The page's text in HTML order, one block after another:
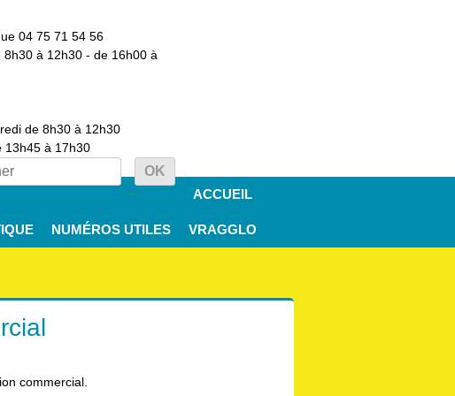
04 75 71 54 56
à 12h30 - de 16h00 à
de 8h30 à 12h30
13h45 à 17h30
ACCUEIL
NUMÉROS UTILES VRAGGLO
commercial.